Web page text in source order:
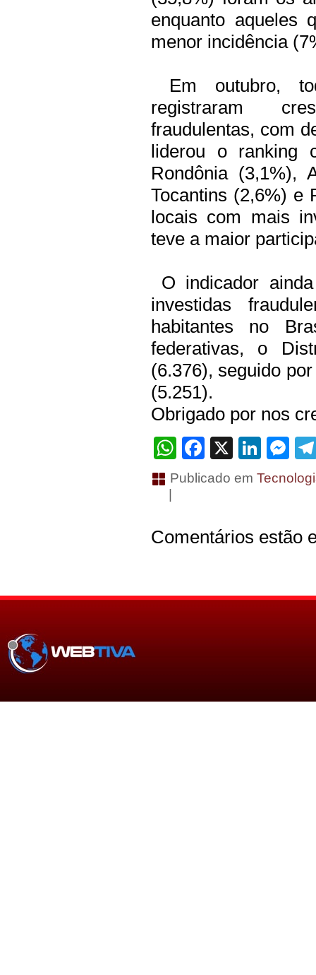
enquanto aqueles
menor incidência
Em outubro,
registraram
fraudulentas, com
liderou o ranking
Rondônia (3,1%),
Tocantins (2,6%) e
locais com mais
teve a maior
O indicador
investidas
habitantes no
federativas, o
(6.376), seguido
(5.251).
Obrigado por nos
WhatsApp
Facebook
X
Publicado em
Comentários estão